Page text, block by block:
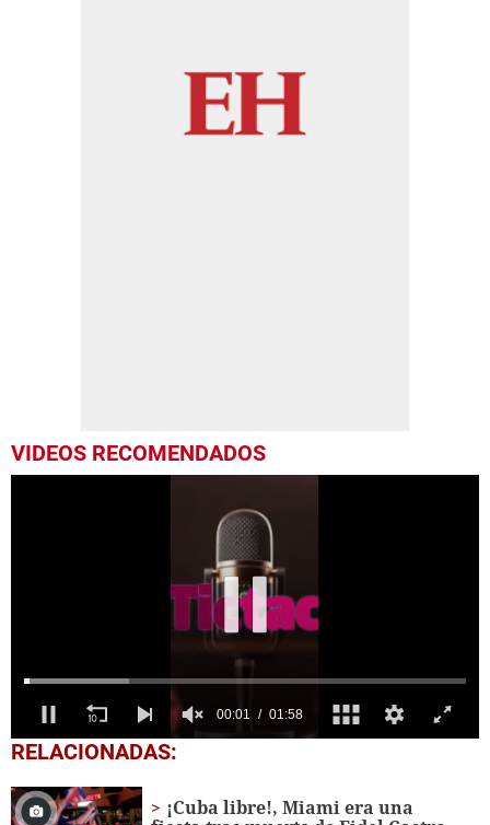
VIDEOS RECOMENDADOS
0
seconds
1
minute,
00:03 01:58
RELACIONADAS:
¡Cuba libre!, Miami era una